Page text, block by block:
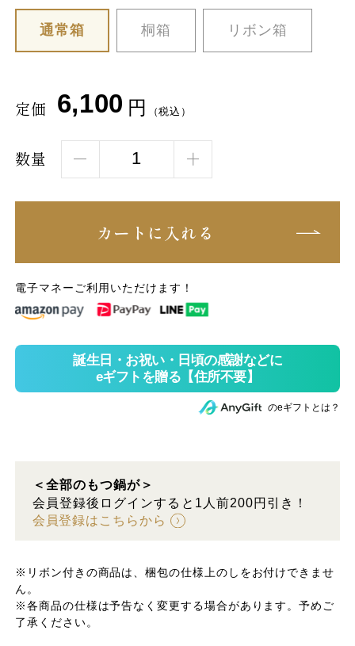
通常箱 桐箱 リボン箱
定価 6,100 円 （税込）
数量
カートに入れる
電子マネーご利用いただけます！
のeギフトとは？
＜全部のもつ鍋が＞
会員登録後ログインすると1人前200円引き！
会員登録はこちらから
※リボン付きの商品は、梱包の仕様上のしをお付けできませ
ん。
※各商品の仕様は予告なく変更する場合があります。予めご
了承ください。